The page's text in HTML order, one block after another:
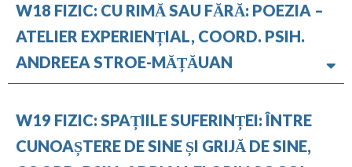
W18 FIZIC: CU RIMĂ SAU FĂRĂ: POEZIA –
ATELIER EXPERIENȚIAL, COORD. PSIH.
ANDREEA STROE-MĂȚĂUAN
W19 FIZIC: SPAȚIILE SUFERINȚEI: ÎNTRE
CUNOAȘTERE DE SINE ȘI GRIJĂ DE SINE,